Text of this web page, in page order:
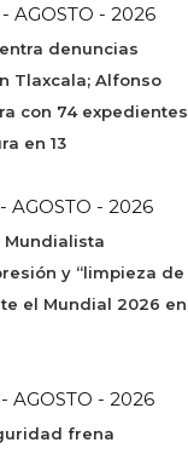
AGOSTO - 2026
denuncias
Tlaxcala; Alfonso
con 74 expedientes
en 13
AGOSTO - 2026
Mundialista
y “limpieza de
el Mundial 2026 en
AGOSTO - 2026
frena